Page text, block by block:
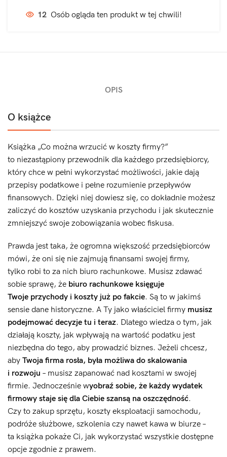
12 Osób ogląda ten produkt w tej chwili!
OPIS
O książce
Książka „Co można wrzucić w koszty firmy?”
to niezastąpiony przewodnik dla każdego przedsiębiorcy,
który chce w pełni wykorzystać możliwości, jakie dają
przepisy podatkowe i pełne rozumienie przepływów
finansowych. Dzięki niej dowiesz się, co dokładnie możesz
zaliczyć do kosztów uzyskania przychodu i jak skutecznie
zmniejszyć swoje zobowiązania wobec fiskusa.
Prawda jest taka, że ogromna większość przedsiębiorców
mówi, że oni się nie zajmują finansami swojej firmy,
tylko robi to za nich biuro rachunkowe. Musisz zdawać
sobie sprawę, że biuro rachunkowe księguje
Twoje przychody i koszty już po fakcie. Są to w jakimś
sensie dane historyczne. A Ty jako właściciel firmy musisz
podejmować decyzje tu i teraz. Dlatego wiedza o tym, jak
działają koszty, jak wpływają na wartość podatku jest
niezbędna do tego, aby prowadzić biznes. Jeżeli chcesz,
aby Twoja firma rosła, była możliwa do skalowania
i rozwoju – musisz zapanować nad kosztami w swojej
firmie. Jednocześnie wyobraź sobie, że każdy wydatek
firmowy staje się dla Ciebie szansą na oszczędność.
Czy to zakup sprzętu, koszty eksploatacji samochodu,
podróże służbowe, szkolenia czy nawet kawa w biurze –
ta książka pokaże Ci, jak wykorzystać wszystkie dostępne
opcje zgodnie z prawem.